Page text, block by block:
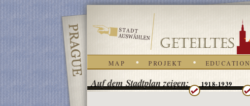
MAP PROJEKT EDUCATION
Auf dem Stadtplan zeigen: 1918-1939